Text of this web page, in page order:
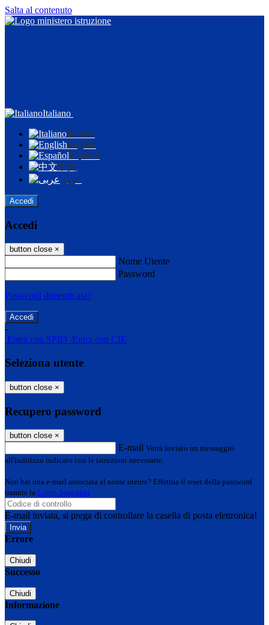
Salta al contenuto
Italiano
Italiano
English
Español
中文
عربى
Accedi
Accedi
button close ×
Nome Utente
Password
Password dimenticata?
-
Entra con SPID Entra con CIE
Seleziona utente
button close ×
Recupero password
button close ×
E-mail Verrà inviato un messaggio
all'indirizzo indicato con le istruzioni necessarie.
Non hai una e-mail associata al nome utente? Effettua il reset della password
tramite la Login Spaggiari
E-mail inviata, si prega di controllare la casella di posta elettronica!
Errore
Chiudi
Successo
Chiudi
Informazione